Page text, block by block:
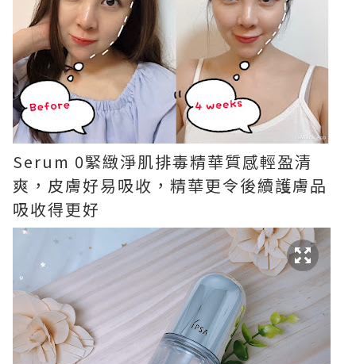
Serum 0緊緻淨肌排毒精華質感輕盈清
爽，皮膚好易吸收，精華更令後續護膚品
吸收得更好